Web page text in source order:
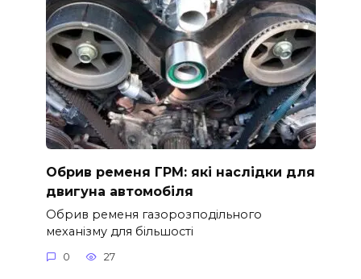
Обрив ременя ГРМ: які наслідки для
двигуна автомобіля
Обрив ременя газорозподільного
механізму для більшості
0 27